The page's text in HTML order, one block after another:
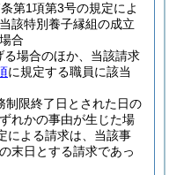
第1項第3号の規定によ
該特別養子縁組の成立
合
る場合のほか、当該請求
に規定する職員に該当
制限終了日とされた日の
れかの事由が生じた場
による請求は、当該事
末日とする請求であっ